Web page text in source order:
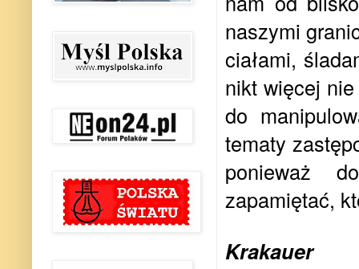
naszymi
ciałami,
nikt więcej
do
tematy
ponieważ
zapamiętać,
Krakauer